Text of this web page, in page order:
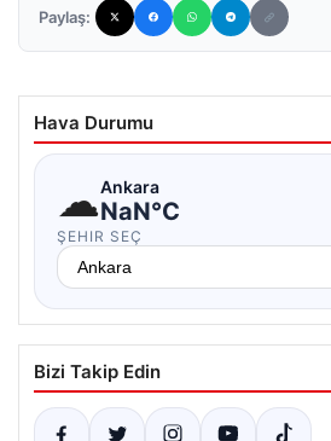
Paylaş:
Hava Durumu
☁Ankara
NaN°C
ŞEHIR SEÇ
Bizi Takip Edin